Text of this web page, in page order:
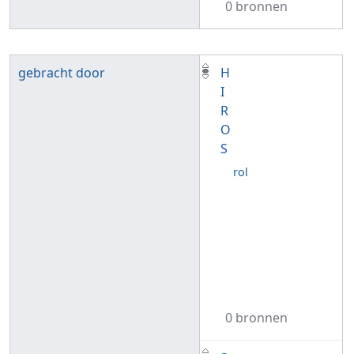
0 bronnen
gebracht door
H
I
R
O
S
rol
0 bronnen